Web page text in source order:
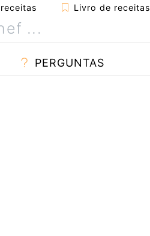
Livro de receitas
PERGUNTAS